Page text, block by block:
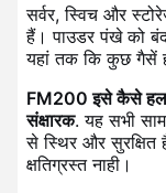
सर्वर, स्विच और
हैं। पाउडर पंखे को
यहां तक ​​कि कुछ गैसें
FM200 इसे कैसे हल
संक्षारक. यह सभी
से स्थिर और सुरक्षित
क्षतिग्रस्त नाही।